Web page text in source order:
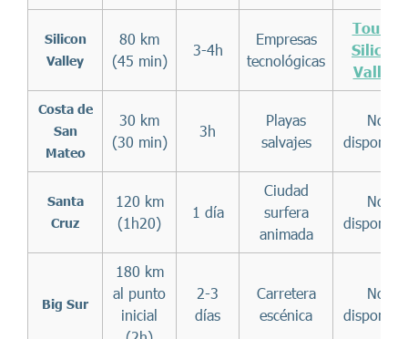
Silicon
Valley
80 km
(45 min)
3-4h
Empresas
tecnológicas
Tour a
Silicon
Valley
Costa de
San
Mateo
30 km
(30 min)
3h
Playas
salvajes
No
disponible
Santa
Cruz
120 km
(1h20)
1 día
Ciudad
surfera
animada
No
disponible
Big Sur
180 km
al punto
inicial
2-3
días
Carretera
escénica
No
disponible